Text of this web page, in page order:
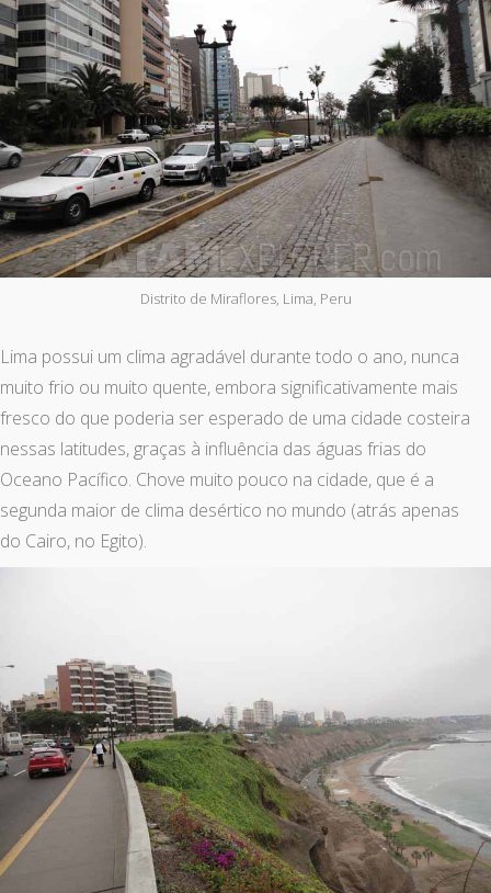
Distrito de Miraflores, Lima, Peru
Lima possui um clima agradável durante todo o ano, nunca
muito frio ou muito quente, embora significativamente mais
fresco do que poderia ser esperado de uma cidade costeira
nessas latitudes, graças à influência das águas frias do
Oceano Pacífico. Chove muito pouco na cidade, que é a
segunda maior de clima desértico no mundo (atrás apenas
do Cairo, no Egito).